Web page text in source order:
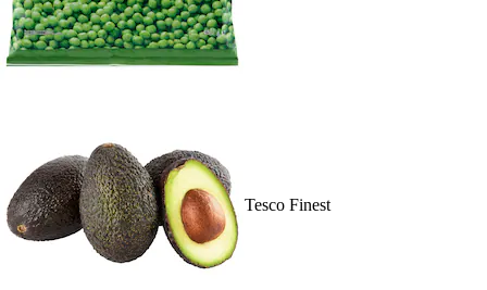
Tesco Finest